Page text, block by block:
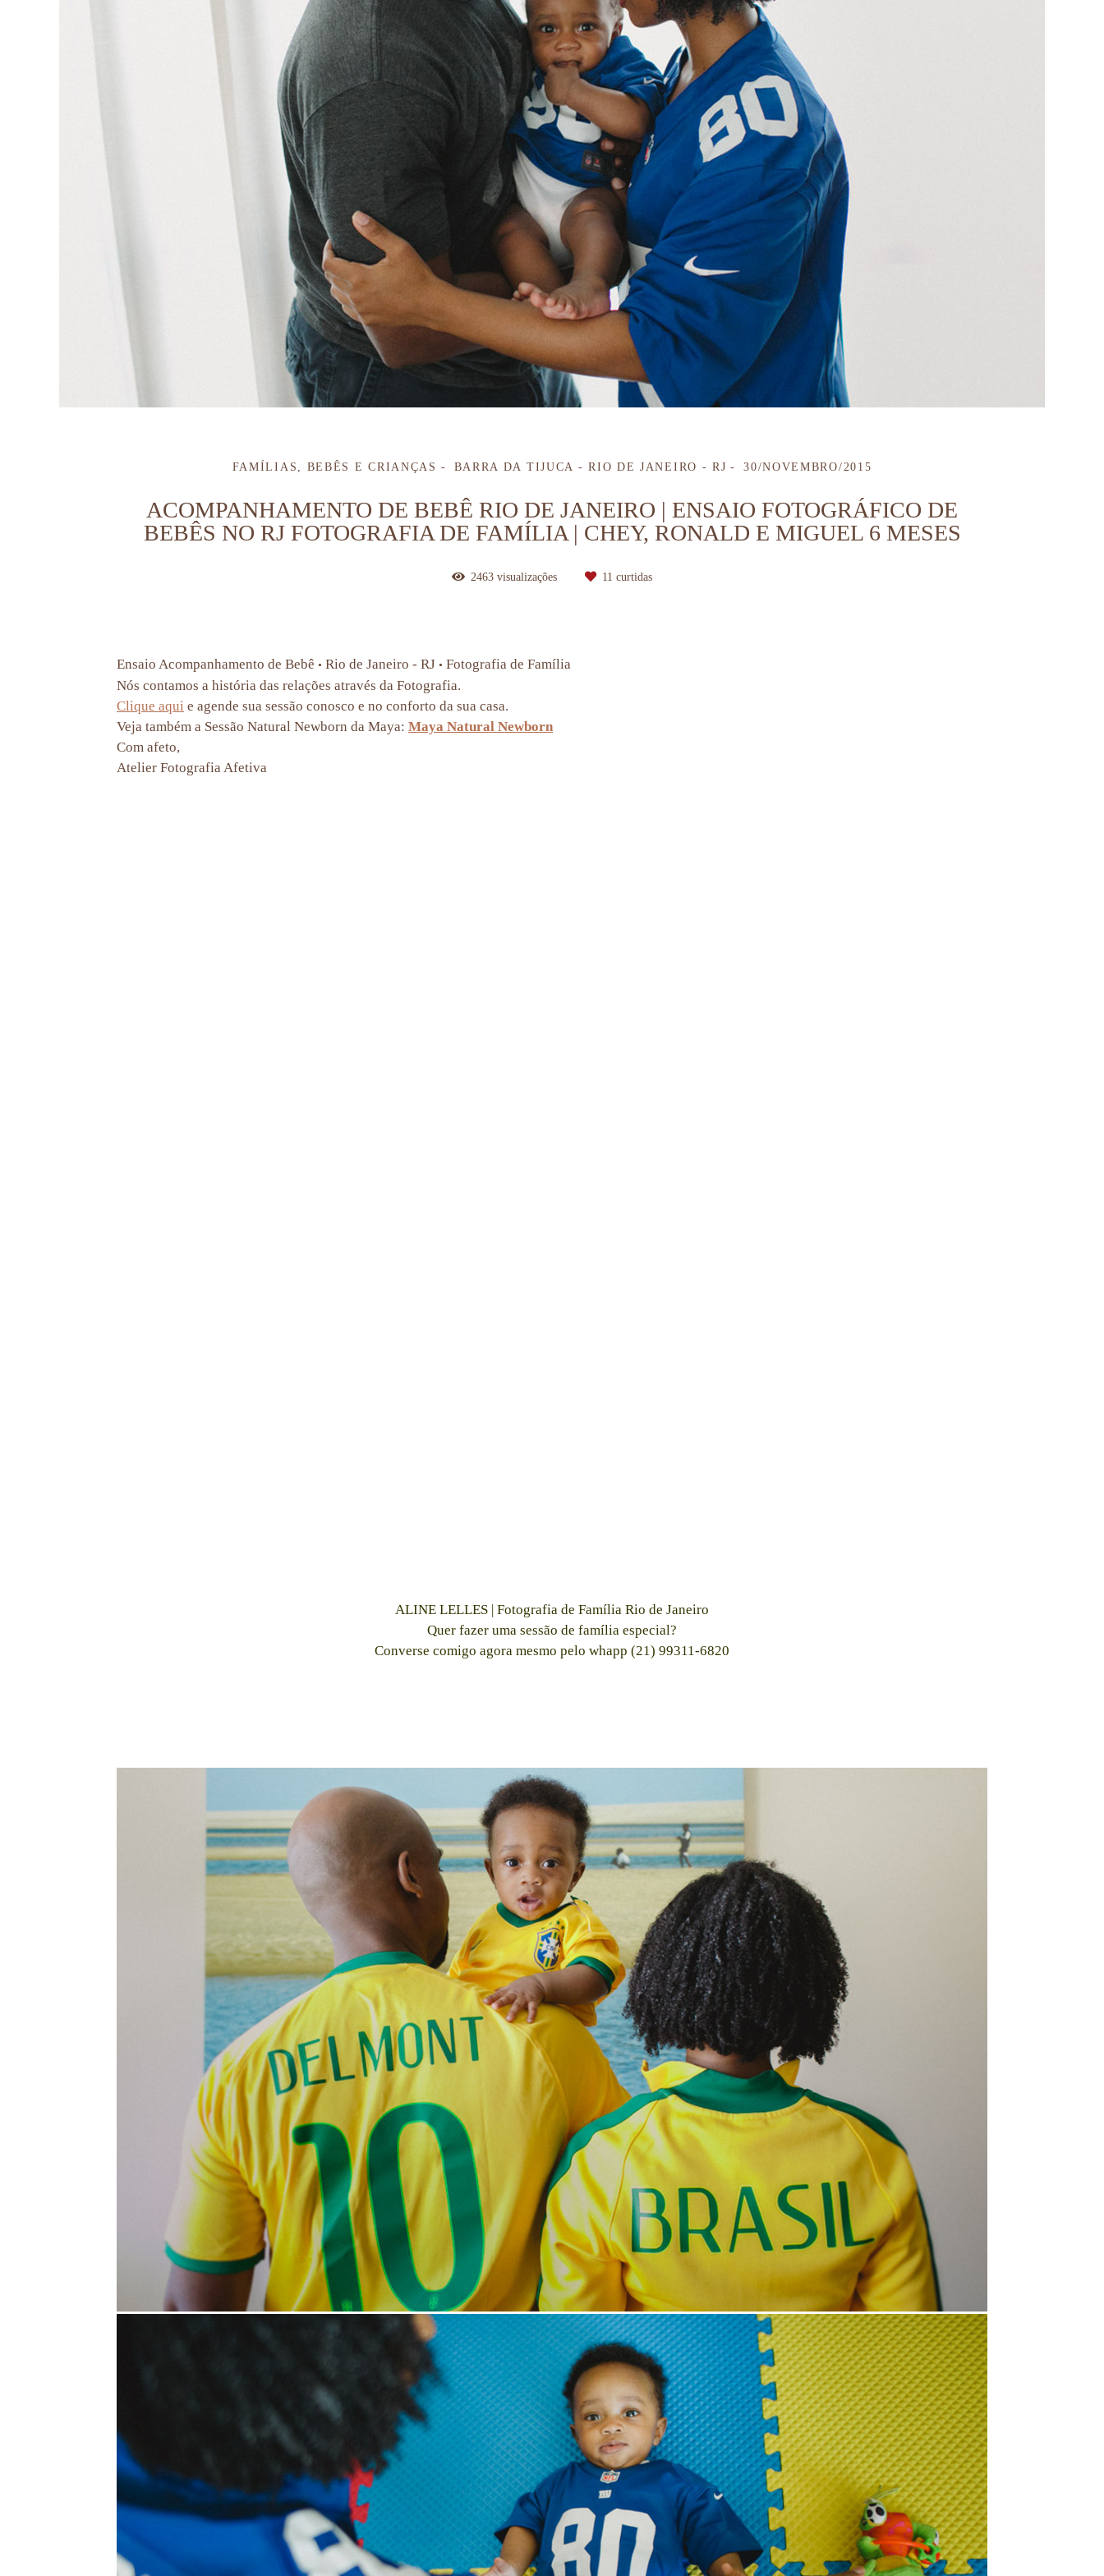
FAMÍLIAS, BEBÊS E CRIANÇAS BARRA DA TIJUCA - RIO DE JANEIRO - RJ 30/NOVEMBRO/2015
ACOMPANHAMENTO DE BEBÊ RIO DE JANEIRO | ENSAIO FOTOGRÁFICO DE
BEBÊS NO RJ FOTOGRAFIA DE FAMÍLIA | CHEY, RONALD E MIGUEL 6 MESES
2463 visualizações 11 curtidas
Ensaio Acompanhamento de Bebê • Rio de Janeiro - RJ • Fotografia de Família
Nós contamos a história das relações através da Fotografia.
Clique aqui e agende sua sessão conosco e no conforto da sua casa.
Veja também a Sessão Natural Newborn da Maya: Maya Natural Newborn
Com afeto,
Atelier Fotografia Afetiva
ALINE LELLES | Fotografia de Família Rio de Janeiro
Quer fazer uma sessão de família especial?
Converse comigo agora mesmo pelo whapp (21) 99311-6820